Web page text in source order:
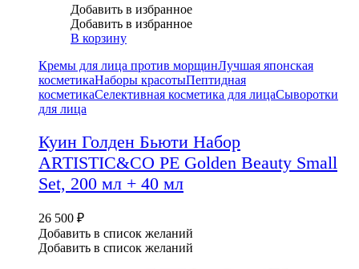
Добавить в избранное
Добавить в избранное
В корзину
Кремы для лица против морщинЛучшая японская
косметикаНаборы красотыПептидная
косметикаСелективная косметика для лицаСыворотки
для лица
Куин Голден Бьюти Набор
ARTISTIC&CO PE Golden Beauty Small
Set, 200 мл + 40 мл
26 500 ₽
Добавить в список желаний
Добавить в список желаний